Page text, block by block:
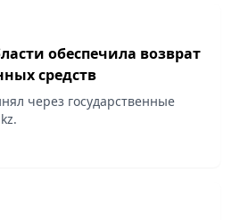
обеспечила возврат
средств
через государственные